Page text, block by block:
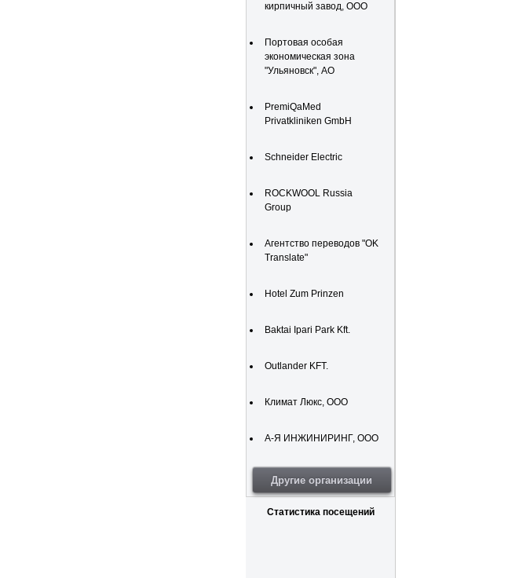
кирпичный завод, ООО
Портовая особая
экономическая зона
"Ульяновск", АО
PremiQaMed
Privatkliniken GmbH
Schneider Electric
ROCKWOOL Russia
Group
Агентство переводов "OK
Translate"
Hotel Zum Prinzen
Baktai Ipari Park Kft.
Outlander KFT.
Климат Люкс, ООО
А-Я ИНЖИНИРИНГ, ООО
Другие организации
Статистика посещений